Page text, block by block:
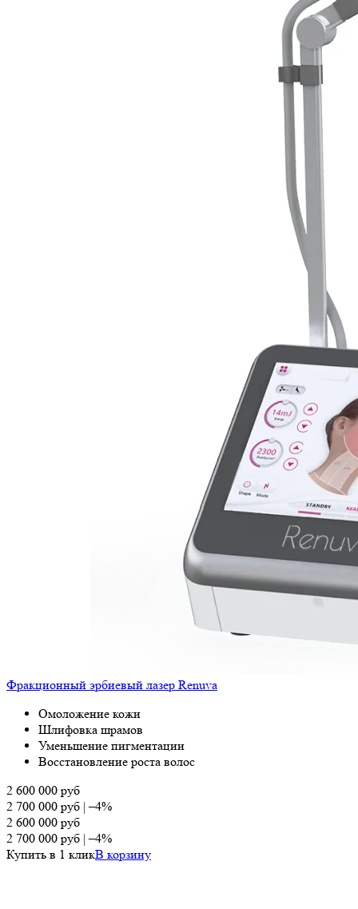
Фракционный эрбиевый лазер Renuva
Омоложение кожи
Шлифовка шрамов
Уменьшение пигментации
Восстановление роста волос
2 600 000 руб
2 700 000 руб |–4%
2 600 000 руб
2 700 000 руб |–4%
Купить в 1 кликВ корзину